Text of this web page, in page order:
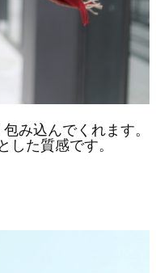
み込んでくれます。
した質感です。